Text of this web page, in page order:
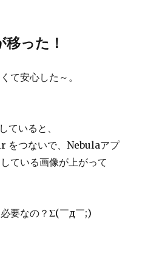
った！
て安心した～。
いると、
をつないで、Nebulaアプ
ている画像が上がって
要なの？Σ(￣д￣;)